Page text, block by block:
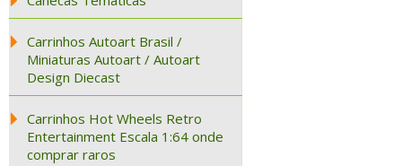
Carrinhos Autoart Brasil /
Miniaturas Autoart / Autoart
Design Diecast
Carrinhos Hot Wheels Retro
Entertainment Escala 1:64 onde
comprar raros